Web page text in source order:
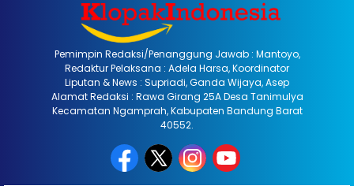
Pemimpin Redaksi/Penanggung Jawab : Mantoyo,
Redaktur Pelaksana : Adela Harsa, Koordinator
Liputan & News : Supriadi, Ganda Wijaya, Asep
Alamat Redaksi : Rawa Girang 25A Desa Tanimulya
Kecamatan Ngamprah, Kabupaten Bandung Barat
40552.